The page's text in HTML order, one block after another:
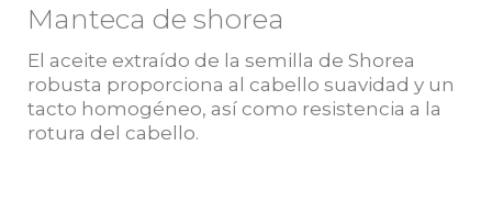
Manteca de shorea
El aceite extraído de la semilla de Shorea
robusta proporciona al cabello suavidad y un
tacto homogéneo, así como resistencia a la
rotura del cabello.